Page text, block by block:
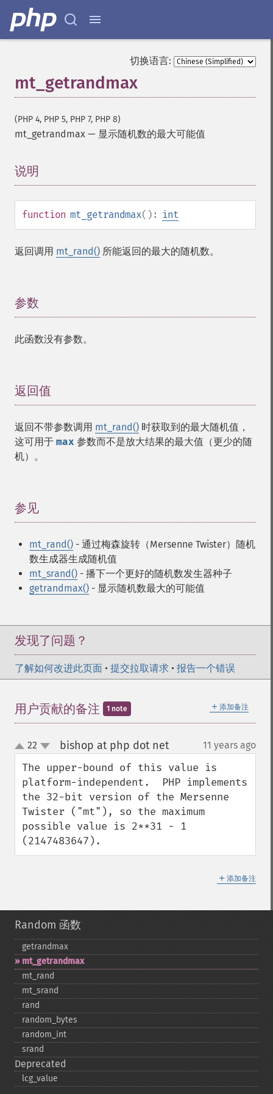
切换语言:
mt_getrandmax
(PHP 4, PHP 5, PHP 7, PHP 8)
mt_getrandmax — 显示随机数的最大可能值
说明
function mt_getrandmax(): int
返回调用 mt_rand() 所能返回的最大的随机数。
参数
此函数没有参数。
返回值
返回不带参数调用 mt_rand() 时获取到的最大随机值，
这可用于 max 参数而不是放大结果的最大值（更少的随
机）。
参见
mt_rand() - 通过梅森旋转（Mersenne Twister）随机
数生成器生成随机值
mt_srand() - 播下一个更好的随机数发生器种子
getrandmax() - 显示随机数最大的可能值
发现了问题？
了解如何改进此页面 • 提交拉取请求 • 报告一个错误
＋ 添加备注
用户贡献的备注 1 note
up
down
22 bishop at php dot net¶ 11 years ago
The upper-bound of this value is
platform-independent.  PHP implements
the 32-bit version of the Mersenne
Twister ("mt"), so the maximum
possible value is 2**31 - 1
(2147483647).
＋ 添加备注
Random 函数
getrandmax
mt_​getrandmax
mt_​rand
mt_​srand
rand
random_​bytes
random_​int
srand
Deprecated
lcg_​value